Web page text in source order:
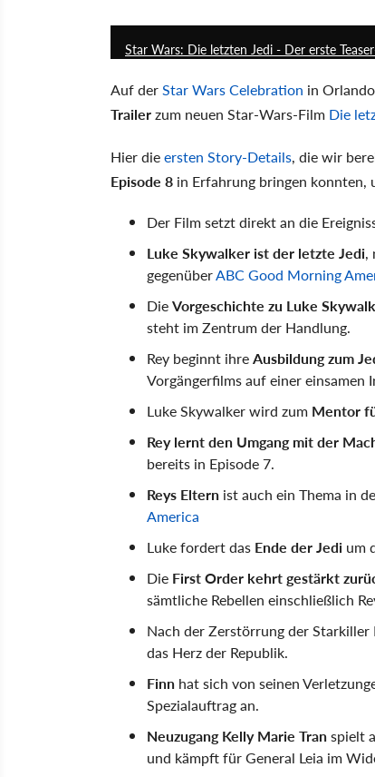
Star Wars: Die letzten Jedi - Der erste
Auf derStar Wars Celebration in
Trailerzum neuen Star-Wars-Film Die
Hier dieersten Story-Details, die wir
Episode 8 in Erfahrung bringen konnten,
Der Film setzt direkt an die
Luke Skywalker ist der letzte Jedi,
gegenüberABC Good Morning
DieVorgeschichte zu Luke
steht im Zentrum der Handlung.
Rey beginnt ihreAusbildung zum
Vorgängerfilms auf einer
Luke Skywalker wird zum Mentor
Rey lernt den Umgang mit der
bereits in Episode 7.
Reys Eltern ist auch ein Thema in
America
Luke fordert das Ende der Jedi um
Die First Order kehrt gestärkt
sämtliche Rebellen einschließlich
Nach der Zerstörrung der Starkiller
das Herz der Republik.
Finn hat sich von seinen
Spezialauftrag an.
Neuzugang Kelly Marie Transpielt
und kämpft für General Leia im